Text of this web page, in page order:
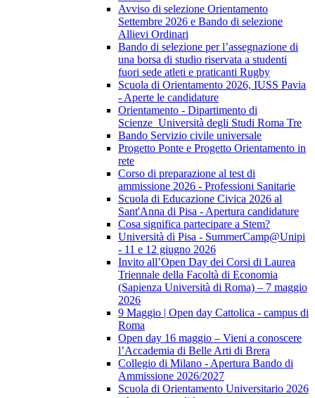
Avviso di selezione Orientamento
Settembre 2026 e Bando di selezione
Allievi Ordinari
Bando di selezione per l’assegnazione di
una borsa di studio riservata a studenti
fuori sede atleti e praticanti Rugby
Scuola di Orientamento 2026, IUSS Pavia
- Aperte le candidature
Orientamento - Dipartimento di
Scienze_Università degli Studi Roma Tre
Bando Servizio civile universale
Progetto Ponte e Progetto Orientamento in
rete
Corso di preparazione al test di
ammissione 2026 - Professioni Sanitarie
Scuola di Educazione Civica 2026 al
Sant'Anna di Pisa - Apertura candidature
Cosa significa partecipare a Stem?
Università di Pisa - SummerCamp@Unipi
- 11 e 12 giugno 2026
Invito all’Open Day dei Corsi di Laurea
Triennale della Facoltà di Economia
(Sapienza Università di Roma) – 7 maggio
2026
9 Maggio | Open day Cattolica - campus di
Roma
Open day 16 maggio – Vieni a conoscere
l’Accademia di Belle Arti di Brera
Collegio di Milano - Apertura Bando di
Ammissione 2026/2027
Scuola di Orientamento Universitario 2026